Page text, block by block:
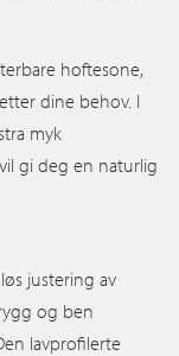
hoftesone,
dine behov. I
myk
gi deg en naturlig
justering av
og ben
lavprofilerte